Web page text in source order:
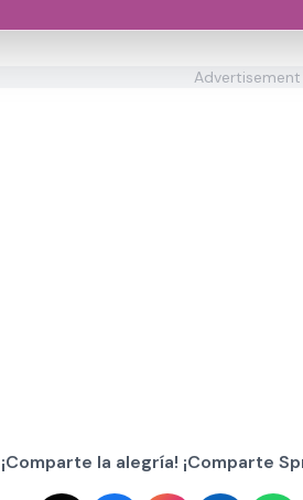
Advertisement
¡Comparte la alegría! ¡Comparte